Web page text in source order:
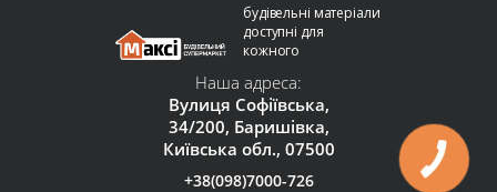
будівельні матеріали
доступні для
кожного
Наша адреса:
Вулиця Софіївська,
34/200, Баришівка,
Київська обл., 07500
+38(098)7000-726